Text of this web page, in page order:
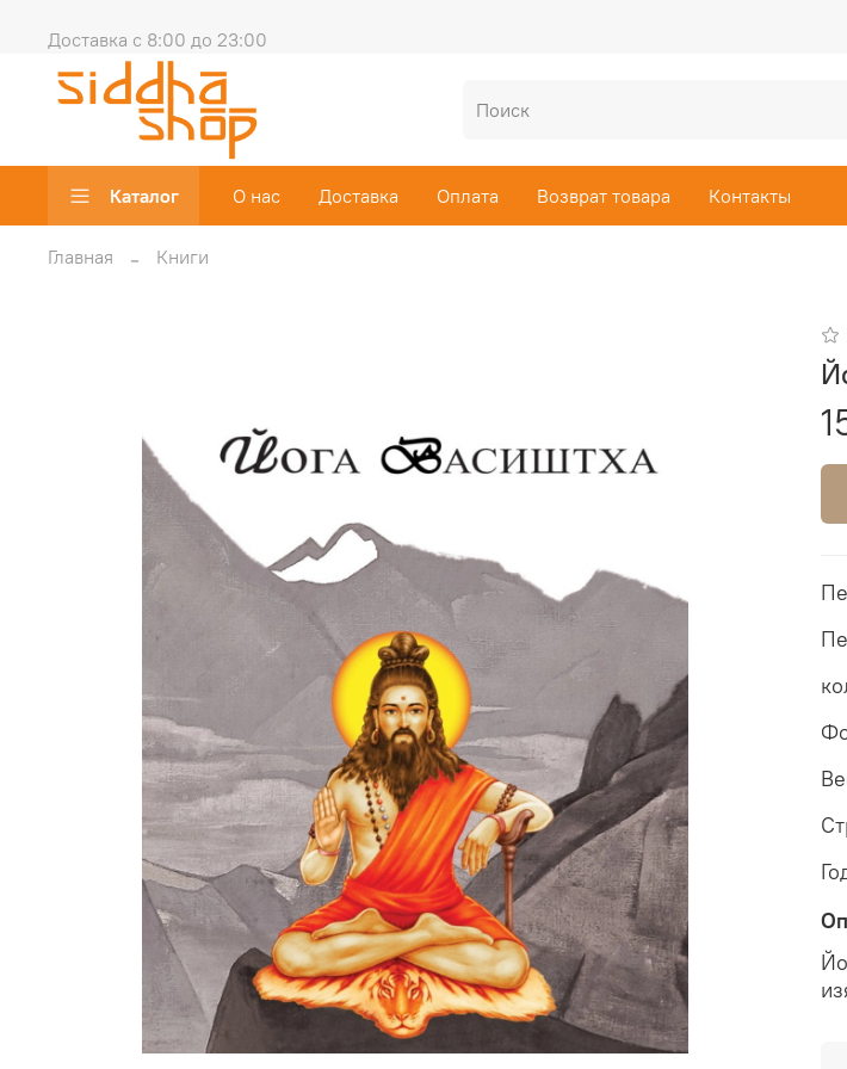
Доставка с 8:00 до 23:00
Каталог О нас Доставка Оплата Возврат товара Контакты
Главная Книги